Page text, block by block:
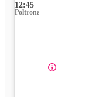
12:45
Poltrona